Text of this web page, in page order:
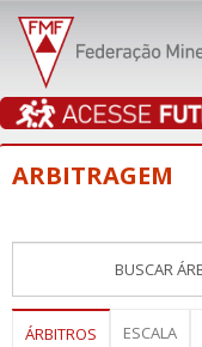
ARBITRAGEM
ÁRBITROS ESCALA